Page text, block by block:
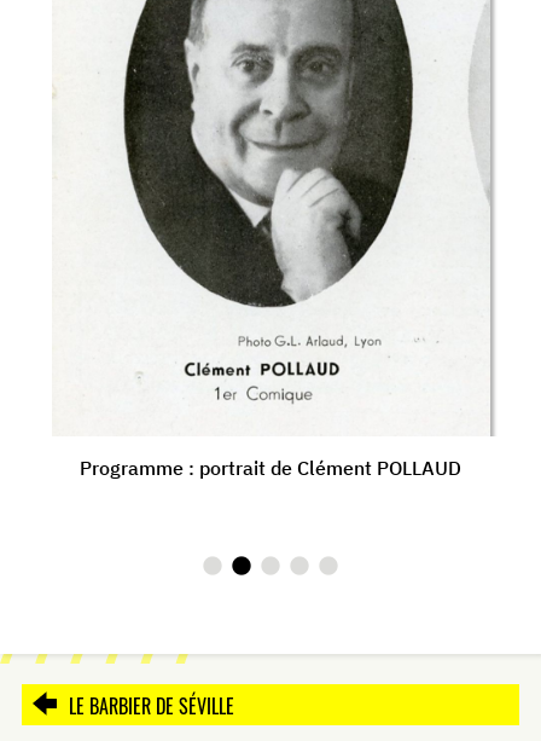
Programme : portrait de Clément POLLAUD
LE BARBIER DE SÉVILLE